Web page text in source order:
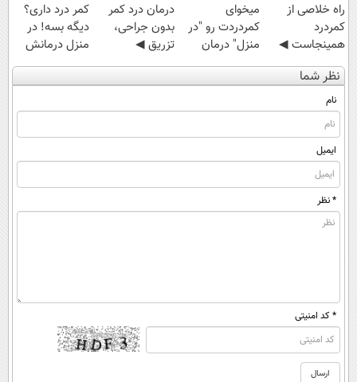
‌راه خلاصی از
کمردرد
همینجاست ◀
فقط کافیه فرم
رو پر کنی!
میخوای
کمردردت رو "در
منزل" درمان
کنی؟ (◂فیلم +
◂پرسش‌نامه)
درمان درد کمر
بدون جراحی،
تزریق ◀
پرسش‌نامه رو پر
کن ▶
کمر درد داری؟
دیگه بسه! در
منزل درمانش
کن
(◀پرسش‌نامه)
نظر شما
نام
ایمیل
* نظر
* کد امنیتی